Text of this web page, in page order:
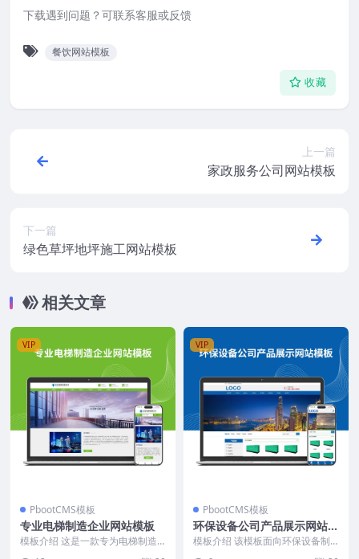
下载遇到问题？可联系客服或反馈
餐饮网站模板
收藏
上一篇
家政服务公司网站模板
下一篇
绿色草坪地坪施工网站模板
相关文章
VIP
PbootCMS模板
专业电梯制造企业网站模板
模板介绍 这是一款专为电梯制造
VIP
PbootCMS模板
环保设备公司产品展示网站模
板
模板介绍 该模板面向环保设备制